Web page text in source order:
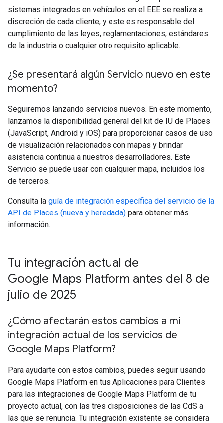
sistemas integrados en vehículos en el EEE se realiza a
discreción de cada cliente, y este es responsable del
cumplimiento de las leyes, reglamentaciones, estándares
de la industria o cualquier otro requisito aplicable.
¿Se presentará algún Servicio nuevo en este
momento?
Seguiremos lanzando servicios nuevos. En este momento,
lanzamos la disponibilidad general del kit de IU de Places
(JavaScript, Android y iOS) para proporcionar casos de uso
de visualización relacionados con mapas y brindar
asistencia continua a nuestros desarrolladores. Este
Servicio se puede usar con cualquier mapa, incluidos los
de terceros.
Consulta la guía de integración específica del servicio de la
API de Places (nueva y heredada) para obtener más
información.
Tu integración actual de
Google Maps Platform antes del 8 de
julio de 2025
¿Cómo afectarán estos cambios a mi
integración actual de los servicios de
Google Maps Platform?
Para ayudarte con estos cambios, puedes seguir usando
Google Maps Platform en tus Aplicaciones para Clientes
para las integraciones de Google Maps Platform de tu
proyecto actual, con las tres disposiciones de las CdS a
las que se renuncia. Tu integración existente se considera